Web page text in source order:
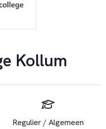
Kollum
Regulier / Algemeen